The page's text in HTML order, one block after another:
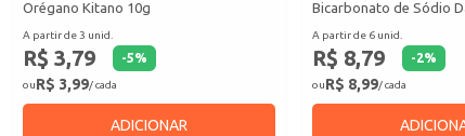
Orégano Kitano 10g
A partir de 3 unid.
R$ 3,79 -5%
ouR$ 3,99/ cada
ADICIONAR
Bicarbonato de Sódio
A partir de 6 unid.
R$ 8,79 -2%
ouR$ 8,99/ cada